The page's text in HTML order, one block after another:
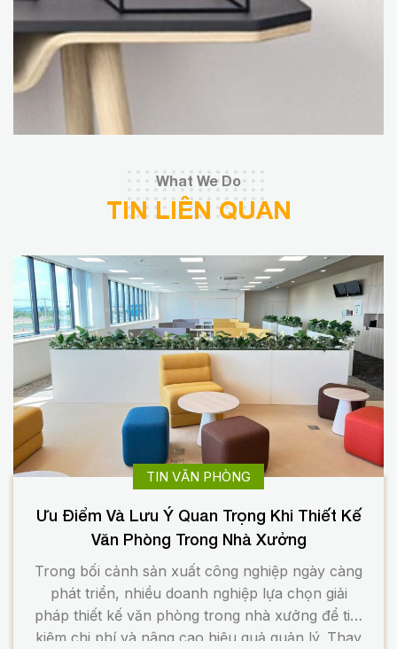
What We Do
TIN LIÊN QUAN
TIN VĂN PHÒNG
Ưu Điểm Và Lưu Ý Quan Trọng Khi Thiết Kế
Văn Phòng Trong Nhà Xưởng
Trong bối cảnh sản xuất công nghiệp ngày càng
phát triển, nhiều doanh nghiệp lựa chọn giải
pháp thiết kế văn phòng trong nhà xưởng để tiết
kiệm chi phí và nâng cao hiệu quả quản lý. Thay